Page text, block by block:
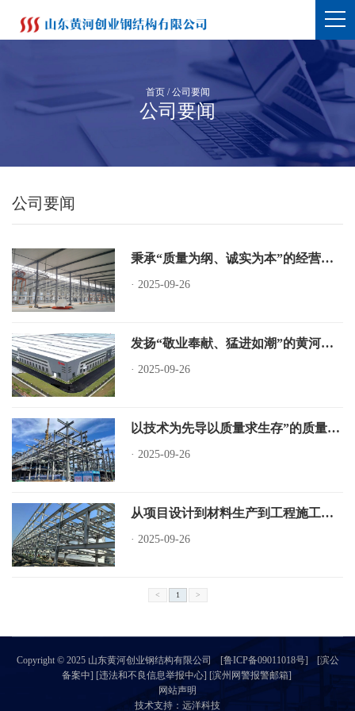
首页 / 公司要闻
公司要闻
公司要闻
秉承“质量为纲、诚实为本”的经营理念和“因为专一、所以专业”的企业精神
· 2025-09-26
发扬“敬业奉献、猛进如潮”的黄河创业精神，练好内功，完善自我，在市场经济大潮中愿与社会各界共谋发展，再创新高
· 2025-09-26
以技术为先导以质量求生存”的质量方针指导下，依靠科学严谨管理、一流设计人才
· 2025-09-26
从项目设计到材料生产到工程施工一条龙服务，是黄河以北综合实力较强的一家企业。
· 2025-09-26
< 1 >
Copyright © 2025 山东黄河创业钢结构有限公司 [鲁ICP备09011018号]
[滨公
备案中] [违法和不良信息举报中心] [滨州网警报警邮箱]
网站声明
技术支持：远洋科技